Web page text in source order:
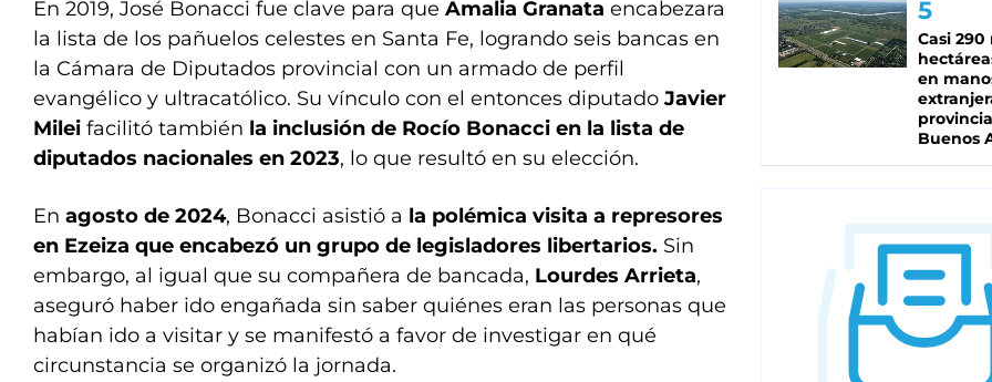
En 2019, José Bonacci fue clave para que Amalia Granata encabezara
la lista de los pañuelos celestes en Santa Fe, logrando seis bancas en
la Cámara de Diputados provincial con un armado de perfil
evangélico y ultracatólico. Su vínculo con el entonces diputado Javier
Milei facilitó también la inclusión de Rocío Bonacci en la lista de
diputados nacionales en 2023, lo que resultó en su elección.
En agosto de 2024, Bonacci asistió a la polémica visita a represores
en Ezeiza que encabezó un grupo de legisladores libertarios. Sin
embargo, al igual que su compañera de bancada, Lourdes Arrieta,
aseguró haber ido engañada sin saber quiénes eran las personas que
habían ido a visitar y se manifestó a favor de investigar en qué
circunstancia se organizó la jornada.
Casi 290
en
Buenos